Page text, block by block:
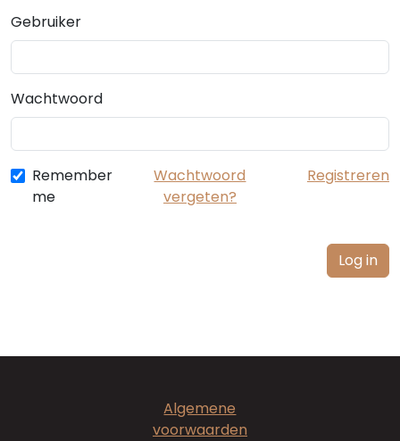
Gebruiker
Wachtwoord
Remember
me
Wachtwoord
vergeten?
Registreren
Log in
Algemene
voorwaarden